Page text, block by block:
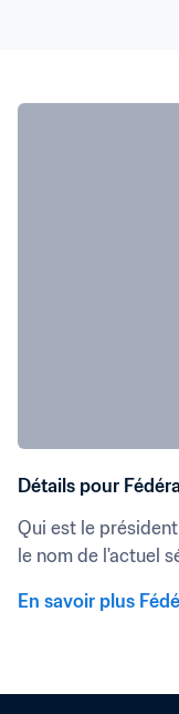
Détails pour
Qui est le
le nom de l'actuel
En savoir plus